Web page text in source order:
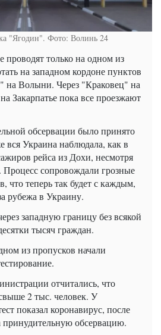
"Ягодин". Фото: Волинь 24
проводят только на одном из
на западном кордоне пунктов
Волыни. Через "Краковец" на
Закарпатье пока все проезжают
обсервации было принято
вся Украина наблюдала, как в
рейса из Дохи, несмотря
Процесс сопровождали грозные
что теперь так будет с каждым,
рубежа в Украину.
западную границу без всякой
тысяч граждан.
из пропусков начали
отчитались, что
2 тыс. человек. У
показал коронавирус, после
принудительную обсервацию.